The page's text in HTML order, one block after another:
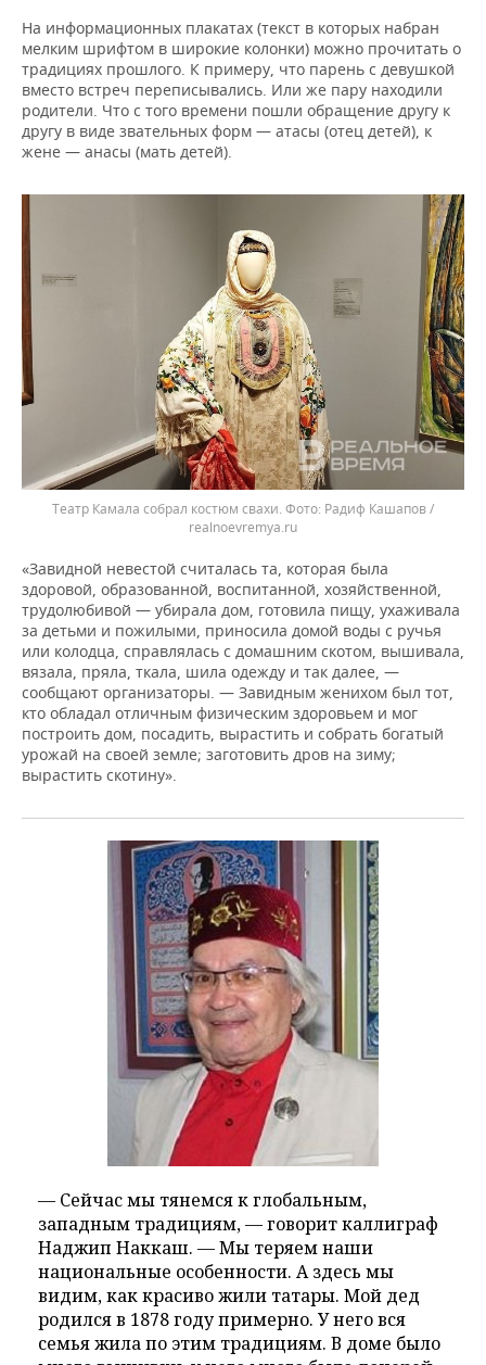
На информационных плакатах (текст в которых набран
мелким шрифтом в широкие колонки) можно прочитать о
традициях прошлого. К примеру, что парень с девушкой
вместо встреч переписывались. Или же пару находили
родители. Что с того времени пошли обращение другу к
другу в виде звательных форм — атасы (отец детей), к
жене — анасы (мать детей).
Театр Камала собрал костюм свахи.
Радиф Кашапов /
realnoevremya.ru
«Завидной невестой считалась та, которая была
здоровой, образованной, воспитанной, хозяйственной,
трудолюбивой — убирала дом, готовила пищу, ухаживала
за детьми и пожилыми, приносила домой воды с ручья
или колодца, справлялась с домашним скотом, вышивала,
вязала, пряла, ткала, шила одежду и так далее, —
сообщают организаторы. — Завидным женихом был тот,
кто обладал отличным физическим здоровьем и мог
построить дом, посадить, вырастить и собрать богатый
урожай на своей земле; заготовить дров на зиму;
вырастить скотину».
— Сейчас мы тянемся к глобальным,
западным традициям, — говорит каллиграф
Наджип Наккаш. — Мы теряем наши
национальные особенности. А здесь мы
видим, как красиво жили татары. Мой дед
родился в 1878 году примерно. У него вся
семья жила по этим традициям. В доме было